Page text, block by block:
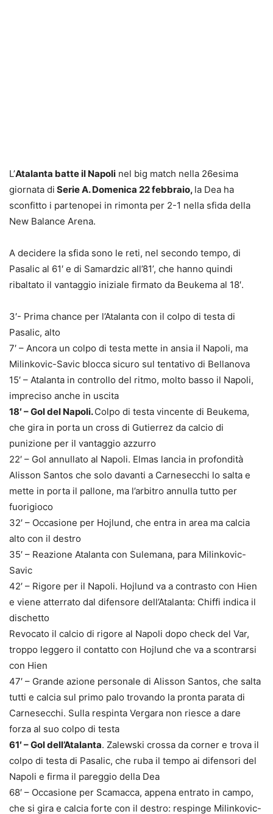
L’Atalanta batte il Napoli nel big match nella 26esima
giornata di Serie A. Domenica 22 febbraio, la Dea ha
sconfitto i partenopei in rimonta per 2-1 nella sfida della
New Balance Arena.
A decidere la sfida sono le reti, nel secondo tempo, di
Pasalic al 61′ e di Samardzic all’81’, che hanno quindi
ribaltato il vantaggio iniziale firmato da Beukema al 18′.
3′- Prima chance per l’Atalanta con il colpo di testa di
Pasalic, alto
7′ – Ancora un colpo di testa mette in ansia il Napoli, ma
Milinkovic-Savic blocca sicuro sul tentativo di Bellanova
15′ – Atalanta in controllo del ritmo, molto basso il Napoli,
impreciso anche in uscita
18′ – Gol del Napoli.Colpo di testa vincente di Beukema,
che gira in porta un cross di Gutierrez da calcio di
punizione per il vantaggio azzurro
22′ – Gol annullato al Napoli. Elmas lancia in profondità
Alisson Santos che solo davanti a Carnesecchi lo salta e
mette in porta il pallone, ma l’arbitro annulla tutto per
fuorigioco
32′ – Occasione per Hojlund, che entra in area ma calcia
alto con il destro
35′ – Reazione Atalanta con Sulemana, para Milinkovic-
Savic
42′ – Rigore per il Napoli. Hojlund va a contrasto con Hien
e viene atterrato dal difensore dell’Atalanta: Chiffi indica il
dischetto
Revocato il calcio di rigore al Napoli dopo check del Var,
troppo leggero il contatto con Hojlund che va a scontrarsi
con Hien
47′ – Grande azione personale di Alisson Santos, che salta
tutti e calcia sul primo palo trovando la pronta parata di
Carnesecchi. Sulla respinta Vergara non riesce a dare
forza al suo colpo di testa
61′ – Gol dell’Atalanta. Zalewski crossa da corner e trova il
colpo di testa di Pasalic, che ruba il tempo ai difensori del
Napoli e firma il pareggio della Dea
68′ – Occasione per Scamacca, appena entrato in campo,
che si gira e calcia forte con il destro: respinge Milinkovic-